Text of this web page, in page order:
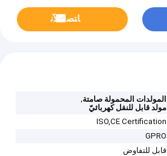
ﺎﺘﺼﻟ ﺍﻶﻧ
المولدات المحمولة صامتة,
مولد قابل للنقل كهربائيّ
ISO,CE Certification
GPRO
قابل للتفاوض